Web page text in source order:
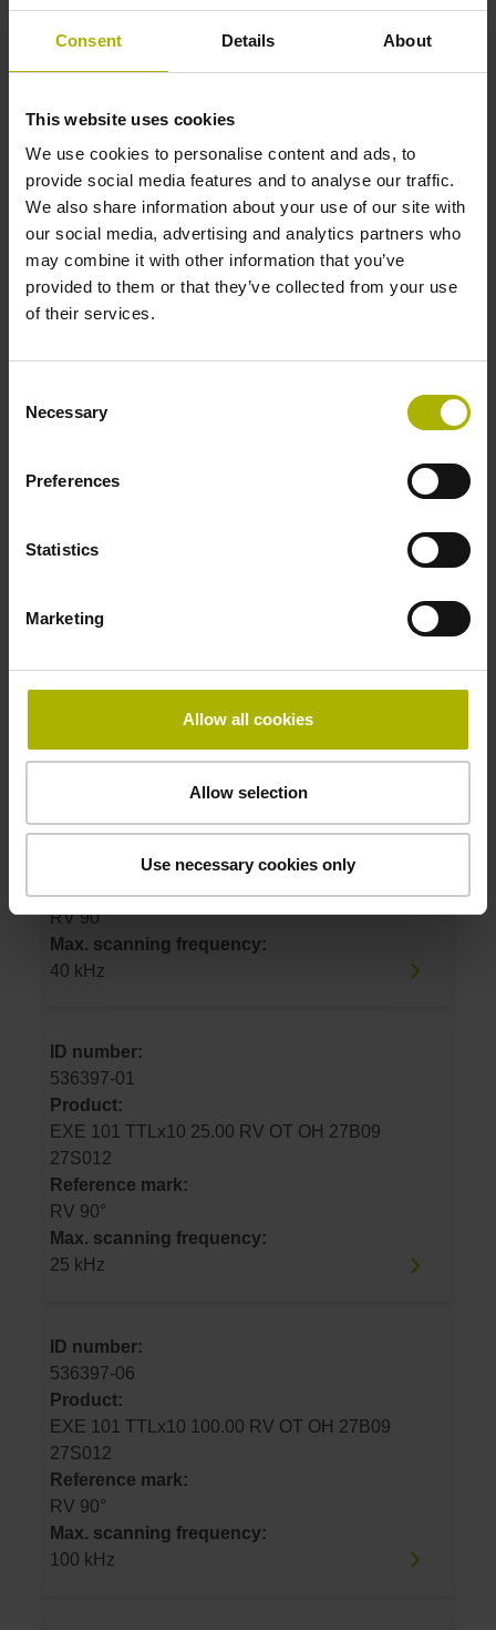
Consent Details About
This website uses cookies
We use cookies to personalise content and ads, to
provide social media features and to analyse our traffic.
We also share information about your use of our site with
our social media, advertising and analytics partners who
may combine it with other information that you’ve
provided to them or that they’ve collected from your use
of their services.
Selection
Necessary
Preferences
Statistics
Marketing
Allow all cookies
Allow selection
Use necessary cookies only
Reference mark:
RV 90°
1.00 02B12 AIS015 16.00000 D
1230787-02
IBV 3271 TTLx50 40.00 0.100 RV OT MI 01
RV 90°
40 kHz
ID number:
IBV 3271 TTLx50 40.00 0.100 RV OT MI 01
1.00 51B15 AIS015 16.00000 D
Reference mark:
RV 90°
Max. scanning frequency:
40 kHz
ID number:
536397-01
Product:
EXE 101 TTLx10 25.00 RV OT OH 27B09
27S012
Reference mark:
RV 90°
Max. scanning frequency:
25 kHz
ID number:
536397-06
Product:
EXE 101 TTLx10 100.00 RV OT OH 27B09
27S012
Reference mark:
RV 90°
Max. scanning frequency:
100 kHz